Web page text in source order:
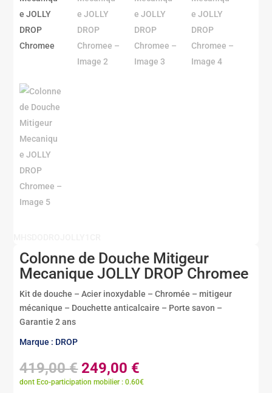
Colonne de Douche Mitigeur
Mecanique JOLLY DROP Chromee
Kit de douche – Acier inoxydable – Chromée – mitigeur
mécanique – Douchette anticalcaire – Porte savon –
Garantie 2 ans
Marque : DROP
419,00€Le
prix
249,00 €
prix
dont Eco-participation mobilier : 0.60€